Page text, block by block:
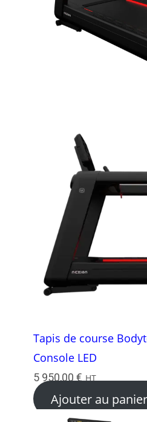
Tapis de course
Console LED
5 950,00 € HT
Ajouter au panier